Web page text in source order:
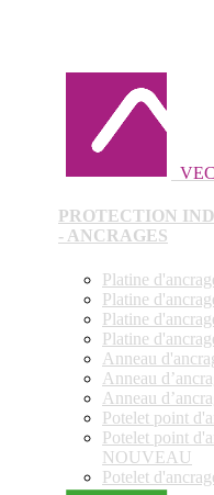
PROTECTION
- ANCRAGES
Platine
Platine
Platine
Platine
Anneau
Anneau
Anneau
Potelet point
Potelet point
NOUVEAU
Potelet